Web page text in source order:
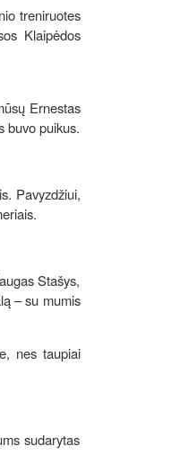
treniruotes
Klaipėdos
Ernestas
buvo puikus.
Pavyzdžiui,
Stašys,
– su mumis
nes taupiai
sudarytas